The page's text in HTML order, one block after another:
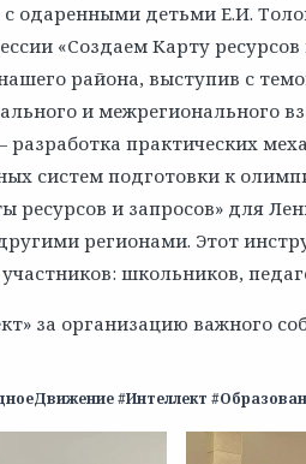
одаренными детьми Е.И.
«Создаем Карту
района, выступив с
и межрегионального
практических
систем подготовки к
ресурсов и запросов» для
регионами. Этот
школьников,
за организацию важного
#Интеллект